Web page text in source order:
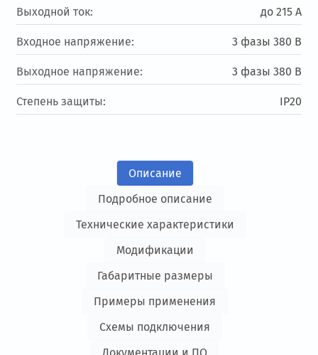
Выходной ток: до 215 А
Входное напряжение: 3 фазы 380 В
Выходное напряжение: 3 фазы 380 В
Степень защиты: IP20
Описание
Подробное описание
Технические характеристики
Модификации
Габаритные размеры
Примеры применения
Схемы подключения